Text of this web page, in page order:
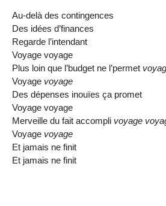
Au-delà des contingences
Des idées d’finances
Regarde l’intendant
Voyage voyage
Plus loin que l’budget ne l’permet
Voyage voyage
Des dépenses inouïes ça promet
Voyage voyage
Merveille du fait accompli voyage
Voyage voyage
Et jamais ne finit
Et jamais ne finit